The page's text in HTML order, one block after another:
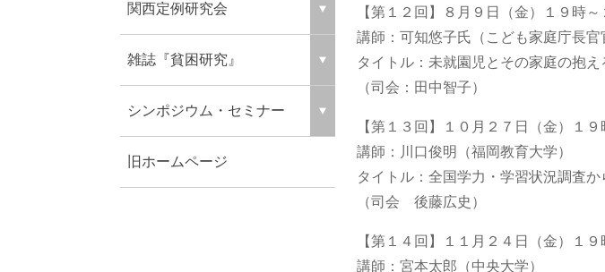
関西定例研究会
雑誌『貧困研究』
シンポジウム・セミナー
旧ホームページ
【第１２回】８月９日（金）１９時～
講師：可知悠子氏（こども家庭庁長官
タイトル：未就園児とその家庭の抱
（司会：田中智子）
【第１３回】１０月２７日（金）１
講師：川口俊明（福岡教育大学）
タイトル：全国学力・学習状況調査か
（司会 後藤広史）
【第１４回】１１月２４日（金）１
講師：宮本太郎（中央大学）